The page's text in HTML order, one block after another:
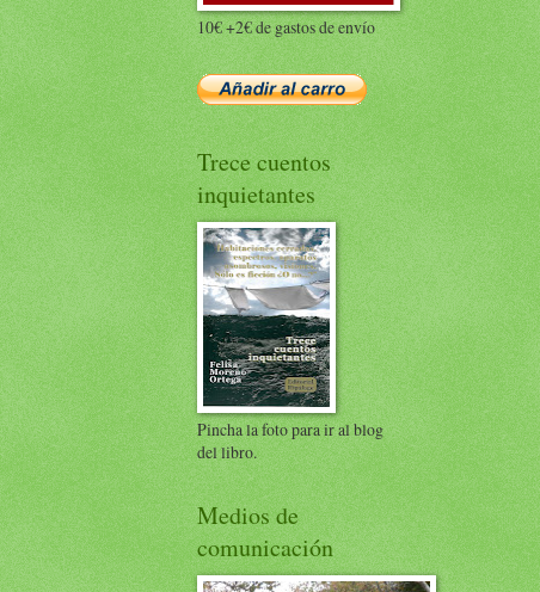
10€ +2€ de gastos de envío
Trece cuentos
inquietantes
Pincha la foto para ir al blog
del libro.
Medios de
comunicación